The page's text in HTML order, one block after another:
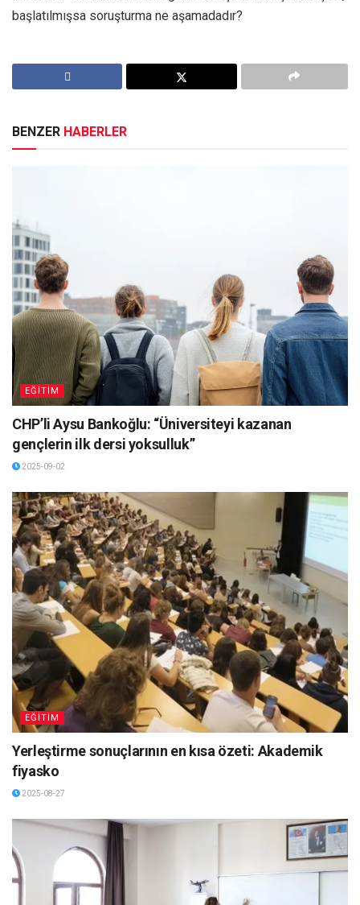
başlatılmışsa soruşturma ne aşamadadır?
BENZER HABERLER
EĞİTİM
CHP’li Aysu Bankoğlu: “Üniversiteyi kazanan
gençlerin ilk dersi yoksulluk”
2025-09-02
EĞİTİM
Yerleştirme sonuçlarının en kısa özeti: Akademik
fiyasko
2025-08-27